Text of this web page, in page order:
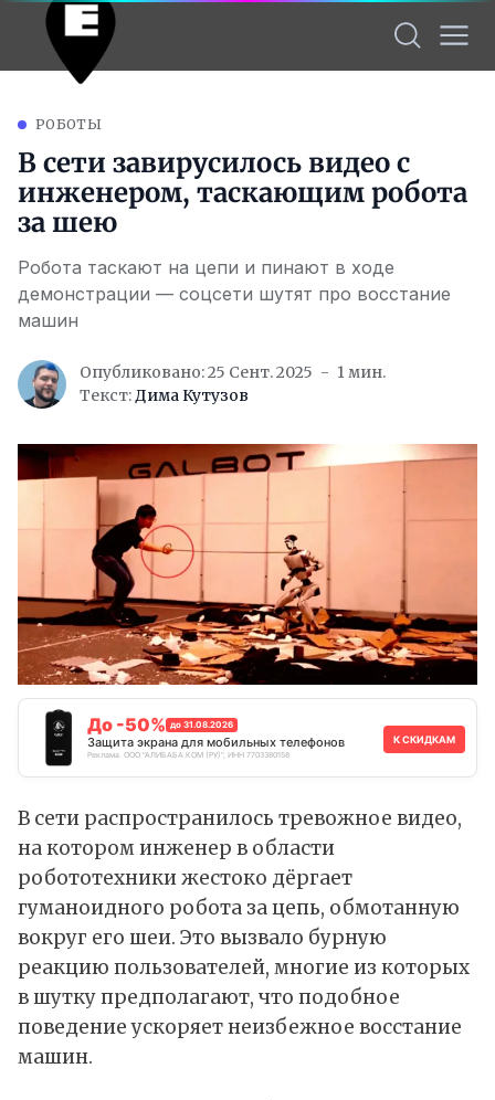
РОБОТЫ
В сети завирусилось видео с
инженером, таскающим робота
за шею
Робота таскают на цепи и пинают в ходе
демонстрации — соцсети шутят про восстание
машин
Опубликовано: 25 Сент. 2025
1 мин.
Текст:Дима Кутузов
До -50% до 31.08.2026
Защита экрана для мобильных телефонов
Реклама. ООО "АЛИБАБА.КОМ (РУ)", ИНН 7703380158
К СКИДКАМ
В сети распространилось тревожное видео,
на котором инженер в области
робототехники жестоко дёргает
гуманоидного робота за цепь, обмотанную
вокруг его шеи. Это вызвало бурную
реакцию пользователей, многие из которых
в шутку предполагают, что подобное
поведение ускоряет неизбежное восстание
машин.